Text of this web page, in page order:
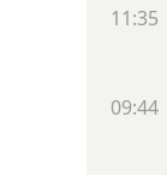
11:35
09:44